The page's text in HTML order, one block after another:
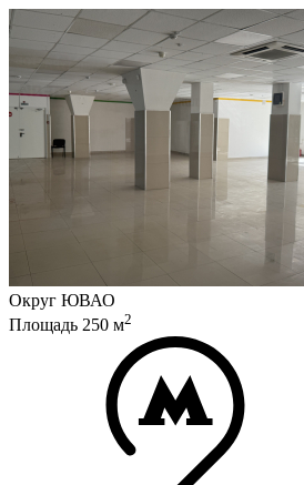
Округ ЮВАО
Площадь 250 м2